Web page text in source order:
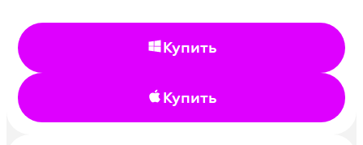
Купить
Купить